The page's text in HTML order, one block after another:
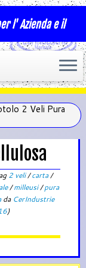
l' Azienda e il
2 Veli Pura
2 veli/carta/
/milleusi/pura
da CerIndustrie
)